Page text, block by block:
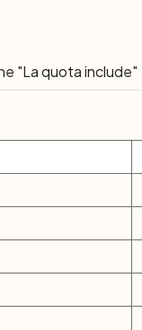
"La quota include"